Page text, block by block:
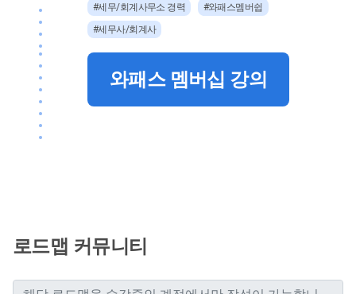
#세무/회계사무소 경력
#와패스멤버쉽
#세무사/회계사
와패스 멤버십 강의
로드맵 커뮤니티